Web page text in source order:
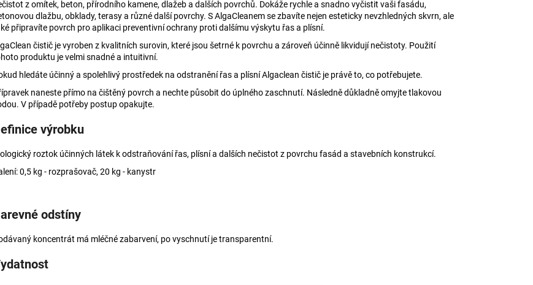
z omítek, beton, přírodního kamene, dlažeb a dalších povrchů. Dokáže rychle a snadno vyčistit vaši fasádu,
dlažbu, obklady, terasy a různé další povrchy. S AlgaCleanem se zbavíte nejen esteticky nevzhledných skvrn, ale
připravíte povrch pro aplikaci preventivní ochrany proti dalšímu výskytu řas a plísní.
čistič je vyroben z kvalitních surovin, které jsou šetrné k povrchu a zároveň účinně likvidují nečistoty. Použití
produktu je velmi snadné a intuitivní.
hledáte účinný a spolehlivý prostředek na odstranění řas a plísní Algaclean čistič je právě to, co potřebujete.
naneste přímo na čištěný povrch a nechte působit do úplného zaschnutí. Následně důkladně omyjte tlakovou
V případě potřeby postup opakujte.
výrobku
roztok účinných látek k odstraňování řas, plísní a dalších nečistot z povrchu fasád a stavebních konstrukcí.
0,5 kg - rozprašovač, 20 kg - kanystr
odstíny
koncentrát má mléčné zabarvení, po vyschnutí je transparentní.